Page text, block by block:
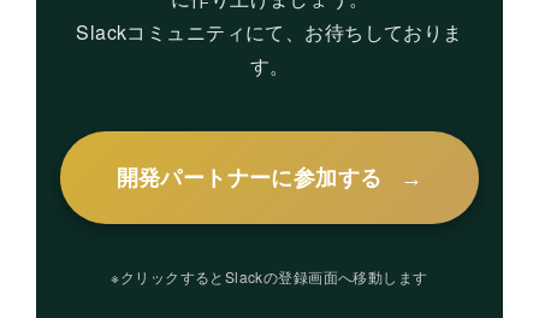
Slackコミュニティにて、お待ちしておりま
す。
開発パートナーに参加する
※クリックするとSlackの登録画面へ移動します